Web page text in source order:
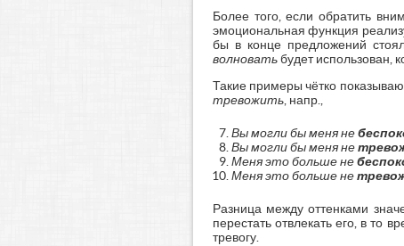
Более того, если обратить
эмоциональная функция
бы в конце предложений
волноватьбудет использован,
Такие примеры чётко
тревожить, напр.,
Вы могли бы меня не
Вы могли бы меня не
Меня это больше не
Меня это больше не
Разница между оттенками
перестать отвлекать его, в то
тревогу.